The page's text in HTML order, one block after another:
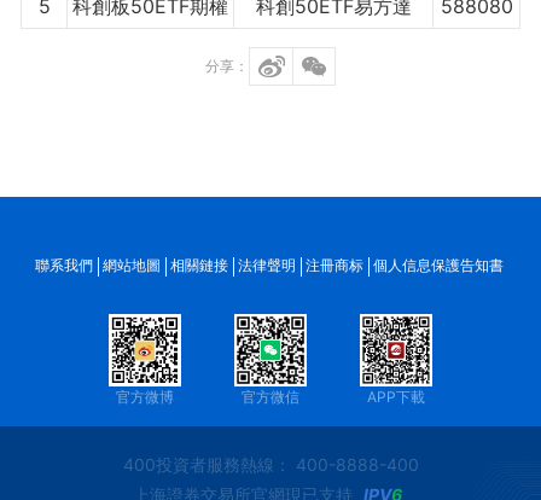
5 科創板50ETF期權 科創50ETF易方達 588080
分享：
聯系我們 網站地圖 相關鏈接 法律聲明 注冊商标 個人信息保護告知書
官方微博 官方微信 APP下載
400投資者服務熱線： 400-8888-400
上海證券交易所官網現已支持 IPV6